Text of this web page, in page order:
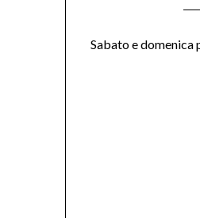
Sabato e domenica